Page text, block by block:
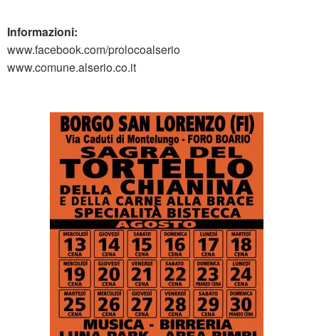
Informazioni:
www.facebook.com/prolocoalserio
www.comune.alserio.co.it